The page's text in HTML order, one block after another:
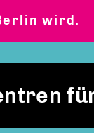
wird.